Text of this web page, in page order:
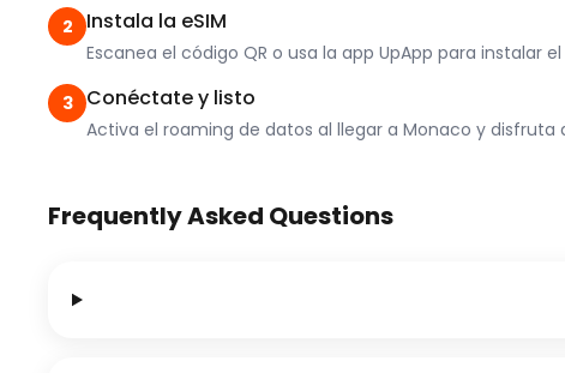
2 Instala la eSIM
Escanea el código QR o usa la app UpApp para instalar
3 Conéctate y listo
Activa el roaming de datos al llegar a Monaco y
Frequently Asked Questions